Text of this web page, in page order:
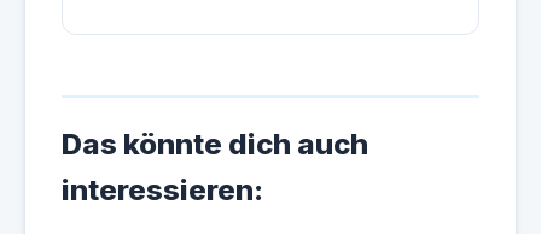
Das könnte dich auch
interessieren: